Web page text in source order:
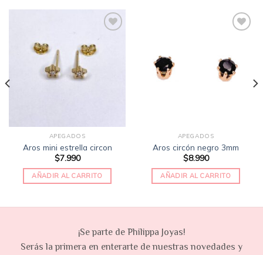
APEGADOS
Aros mini estrella circon
$7.990
AÑADIR AL CARRITO
de
deseos
APEGADOS
Aros circón negro 3mm
$8.990
AÑADIR AL CARRITO
¡Se parte de Philippa Joyas!
Serás la primera en enterarte de nuestras novedades y